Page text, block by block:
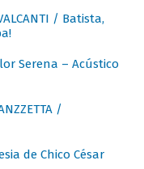
/ Batista,
Serena – Acústico
/
de Chico César